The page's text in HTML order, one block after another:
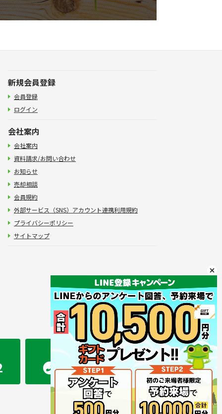
新規会員登録
会員登録
ログイン
会社案内
会社案内
資料請求/お問い合わせ
お知らせ
売却相談
会員規約
外部サービス（SNS）アカウント連携利用規約
プライバシーポリシー
サイトマップ
かえるホーム 熊本店
096-283-2207